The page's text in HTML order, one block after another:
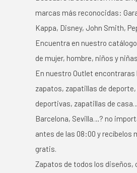
marcas más reconocidas:
Kappa, Disney, John Smith,
Encuentra en nuestro
de mujer, hombre, niños y
En nuestro Outlet
zapatos, zapatillas de
deportivas, zapatillas de
Barcelona, Sevilla…? no
antes de las 08:00 y recíbelos
gratis.
Zapatos de todos los diseños,